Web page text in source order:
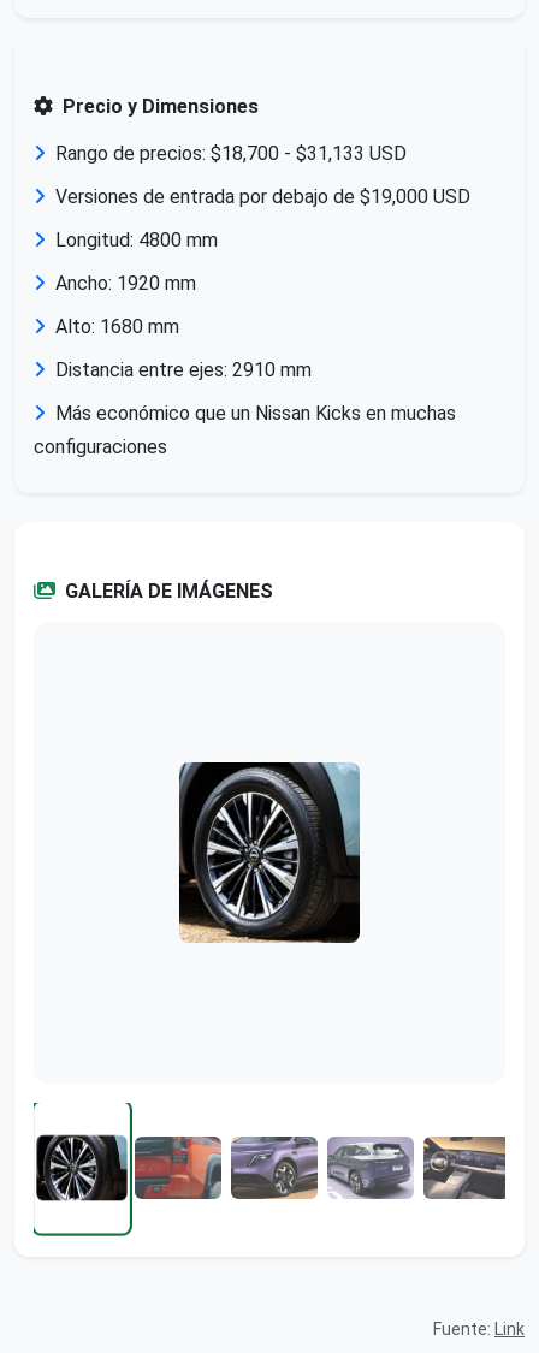
Precio y Dimensiones
Rango de precios: $18,700 - $31,133 USD
Versiones de entrada por debajo de $19,000 USD
Longitud: 4800 mm
Ancho: 1920 mm
Alto: 1680 mm
Distancia entre ejes: 2910 mm
Más económico que un Nissan Kicks en muchas
configuraciones
GALERÍA DE IMÁGENES
Fuente: Link